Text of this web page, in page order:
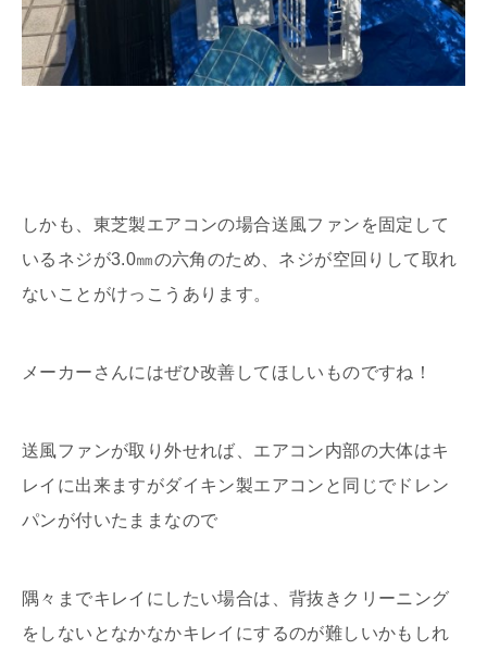
しかも、東芝製エアコンの場合送風ファンを固定して
いるネジが3.0㎜の六角のため、ネジが空回りして取れ
ないことがけっこうあります。
メーカーさんにはぜひ改善してほしいものですね！
送風ファンが取り外せれば、エアコン内部の大体はキ
レイに出来ますがダイキン製エアコンと同じでドレン
パンが付いたままなので
隅々までキレイにしたい場合は、背抜きクリーニング
をしないとなかなかキレイにするのが難しいかもしれ